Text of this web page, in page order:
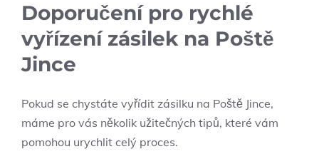
Doporučení pro rychlé
vyřízení zásilek na Poště
Jince
Pokud se chystáte vyřídit zásilku na Poště Jince,
máme pro vás několik užitečných tipů, které vám
pomohou urychlit celý proces.